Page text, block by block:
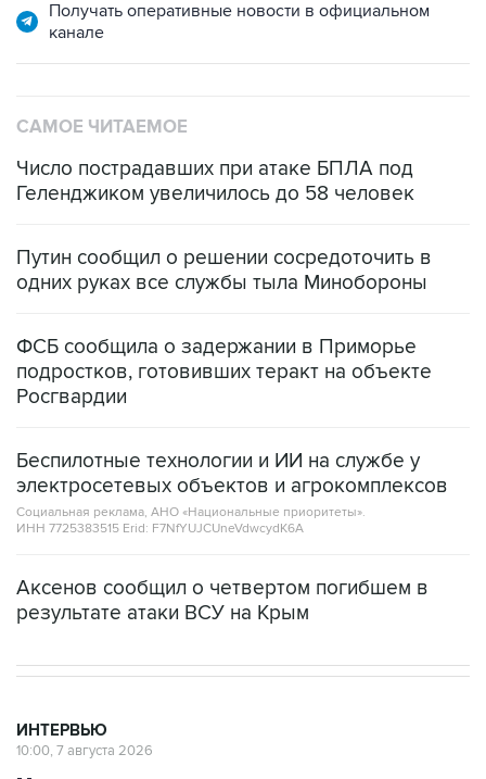
Получать оперативные новости в официальном
канале
САМОЕ ЧИТАЕМОЕ
Число пострадавших при атаке БПЛА под
Геленджиком увеличилось до 58 человек
Путин сообщил о решении сосредоточить в
одних руках все службы тыла Минобороны
ФСБ сообщила о задержании в Приморье
подростков, готовивших теракт на объекте
Росгвардии
Беспилотные технологии и ИИ на службе у
электросетевых объектов и агрокомплексов
Социальная реклама, АНО «Национальные приоритеты».
ИНН 7725383515 Erid: F7NfYUJCUneVdwcydK6A
Аксенов сообщил о четвертом погибшем в
результате атаки ВСУ на Крым
ИНТЕРВЬЮ
10:00, 7 августа 2026